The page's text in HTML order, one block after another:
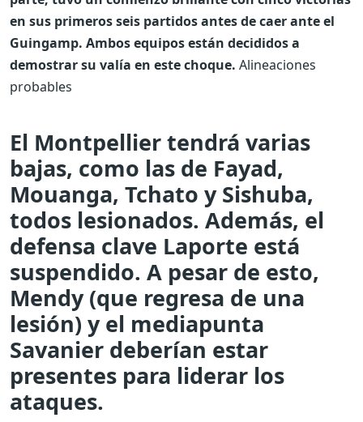
en sus primeros seis partidos antes de caer ante el
Guingamp. Ambos equipos están decididos a
demostrar su valía en este choque. Alineaciones
probables
El Montpellier tendrá varias
bajas, como las de Fayad,
Mouanga, Tchato y Sishuba,
todos lesionados. Además, el
defensa clave Laporte está
suspendido. A pesar de esto,
Mendy (que regresa de una
lesión) y el mediapunta
Savanier deberían estar
presentes para liderar los
ataques.